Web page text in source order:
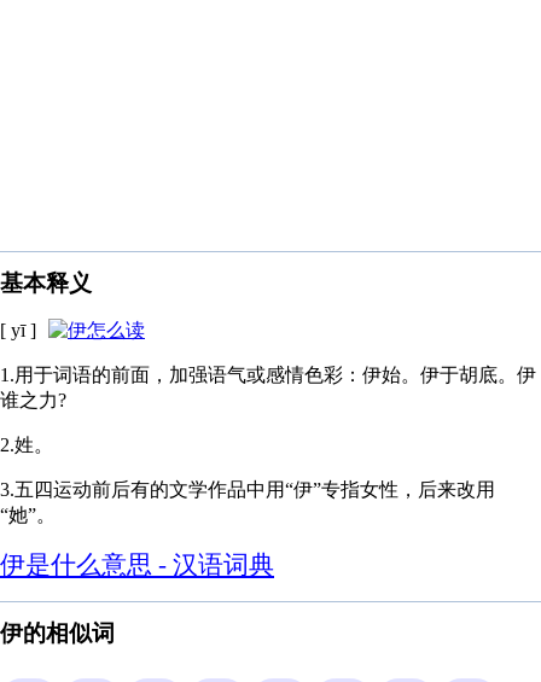
基本释义
[ yī ]
1.用于词语的前面，加强语气或感情色彩：伊始。伊于胡底。伊
谁之力?
2.姓。
3.五四运动前后有的文学作品中用“伊”专指女性，后来改用
“她”。
伊是什么意思 - 汉语词典
伊的相似词